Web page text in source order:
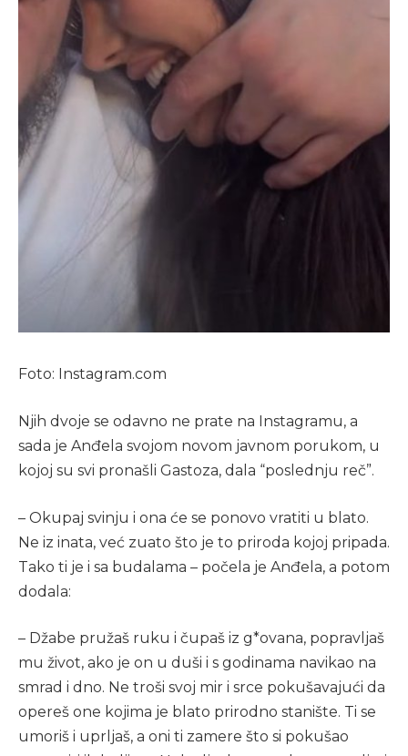
Foto: Instagram.com
Njih dvoje se odavno ne prate na Instagramu, a
sada je Anđela svojom novom javnom porukom, u
kojoj su svi pronašli Gastoza, dala “poslednju reč”.
– Okupaj svinju i ona će se ponovo vratiti u blato.
Ne iz inata, već zuato što je to priroda kojoj pripada.
Tako ti je i sa budalama – počela je Anđela, a potom
dodala:
– Džabe pružaš ruku i čupaš iz g*ovana, popravljaš
mu život, ako je on u duši i s godinama navikao na
smrad i dno. Ne troši svoj mir i srce pokušavajući da
opereš one kojima je blato prirodno stanište. Ti se
umoriš i uprljaš, a oni ti zamere što si pokušao